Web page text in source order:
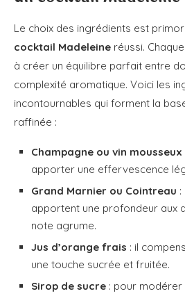
Le choix des ingrédients est
cocktail Madeleine réussi.
à créer un équilibre parfait entre
complexité aromatique. Voici les
incontournables qui forment la
raffinée :
Champagne ou vin mousseux
apporter une effervescence
Grand Marnier ou Cointreau
apportent une profondeur aux
note agrume.
Jus d’orange frais : il
une touche sucrée et fruitée.
Sirop de sucre : pour modérer